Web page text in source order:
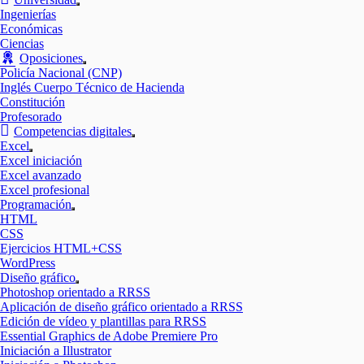
Mostrar
Ingenierías
Económicas
Ciencias
Oposiciones
Mostrar
el
submenú
Policía Nacional (CNP)
Inglés Cuerpo Técnico de Hacienda
Constitución
Profesorado
Competencias digitales
Mostrar
Excel
Mostrar
el
submenú
Excel iniciación
Excel avanzado
Excel profesional
Programación
Mostrar
HTML
CSS
Ejercicios HTML+CSS
WordPress
Diseño gráfico
Mostrar
el
submenú
Photoshop orientado a RRSS
Aplicación de diseño gráfico orientado a RRSS
Edición de vídeo y plantillas para RRSS
Essential Graphics de Adobe Premiere Pro
Iniciación a Illustrator